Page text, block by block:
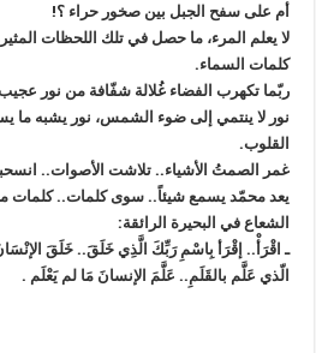
أم على سفح الجبل بين صخور حراء ؟!
لا يعلم المرء، ما حصل في تلك اللحظات
كلمات السماء.
ربّما تكهرب الفضاء غُلالة شفّافة من نور
نور لا ينتمي إلى ضوء الشمس، نور يشبه
القلوب.
غمر الصمتُ الأشياء.. تلاشت الأصوات.. انسحبت
يعد محمّد يسمع شيئاً.. سوى كلمات.. كلمات
الشعاع في البحيرة الرائقة:
ـ اقْرَأْ.. إقْرَأ بِاسْمِ رَبِّكَ الَّذِي خَلَقَ.. خَلَقَ
الّذي عَلَّم بالقَلَمِ.. عَلَّمَ الإنسانَ مَا لم يَعْلَم .